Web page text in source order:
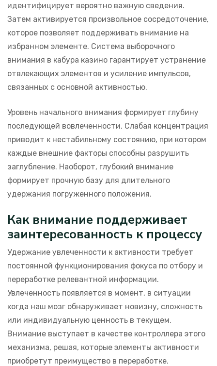
идентифицирует вероятно важную сведения.
Затем активируется произвольное сосредоточение,
которое позволяет поддерживать внимание на
избранном элементе. Система выборочного
внимания в кабура казино гарантирует устранение
отвлекающих элементов и усиление импульсов,
связанных с основной активностью.
Уровень начального внимания формирует глубину
последующей вовлеченности. Слабая концентрация
приводит к нестабильному состоянию, при котором
каждые внешние факторы способны разрушить
заглубление. Наоборот, глубокий внимание
формирует прочную базу для длительного
удержания погруженного положения.
Как внимание поддерживает
заинтересованность к процессу
Удержание увлеченности к активности требует
постоянной функционирования фокуса по отбору и
переработке релевантной информации.
Увлеченность появляется в момент, в ситуации
когда наш мозг обнаруживает новизну, сложность
или индивидуальную ценность в текущем.
Внимание выступает в качестве контроллера этого
механизма, решая, которые элементы активности
приобретут преимущество в переработке.